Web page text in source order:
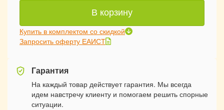
В корзину
Купить в комплектом со скидкой
Запросить оферту ЕАИСТ
Гарантия
На каждый товар действует гарантия. Мы всегда
идем навстречу клиенту и помогаем решить спорные
ситуации.